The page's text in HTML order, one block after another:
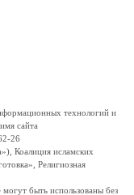
технологий и
сайта
26
Коалиция исламских
Религиозная
быть использованы без